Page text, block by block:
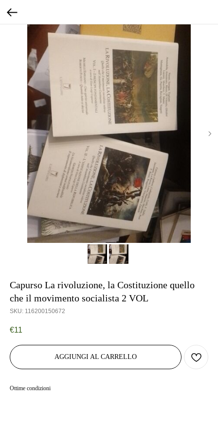
Capurso La rivoluzione, la Costituzione quello
che il movimento socialista 2 VOL
SKU: 116200150672
€11
AGGIUNGI AL CARRELLO
Ottime condizioni